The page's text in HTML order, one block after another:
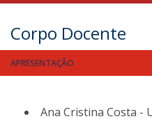
Corpo Docente
APRESENTAÇÃO
Ana Cristina Costa -